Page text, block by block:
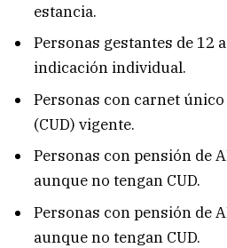
estancia.
Personas gestantes de 12
indicación individual.
Personas con carnet
(CUD) vigente.
Personas con pensión de
aunque no tengan CUD.
Personas con pensión de
aunque no tengan CUD.